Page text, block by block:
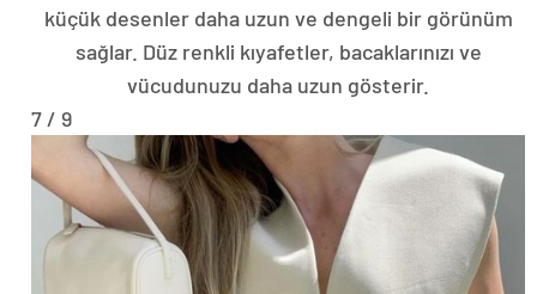
küçük desenler daha uzun ve dengeli bir görünüm
sağlar. Düz renkli kıyafetler, bacaklarınızı ve
vücudunuzu daha uzun gösterir.
7 / 9